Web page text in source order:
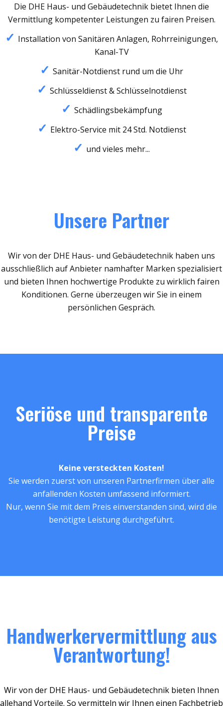
Die DHE Haus- und Gebäudetechnik bietet Ihnen die
Vermittlung kompetenter Leistungen zu fairen Preisen.
Installation von Sanitären Anlagen, Rohrreinigungen,
Kanal-TV
Sanitär-Notdienst rund um die Uhr
Schlüsseldienst & Schlüsselnotdienst
Schädlingsbekämpfung
Elektro-Service mit 24 Std. Notdienst
und vieles mehr...
Unsere Partner
Wir von der DHE Haus- und Gebäudetechnik haben uns
ausschließlich auf Anbieter namhafter Marken spezialisiert
und bieten Ihnen hochwertige Produkte zu wirklich fairen
Konditionen. Gerne überzeugen wir Sie in einem
persönlichen Gespräch.
Seriöse und transparente
Preise
Keine versteckten Kosten!
Sie werden zuerst von unseren Partnerfirmen über alle
anfallenden Kosten umfassend informiert.
Nur, wenn Sie mit dem Preis einverstanden sind, wird die
benötigte Leistung durchgeführt.
Handwerkervermittlung aus
Verantwortung!
Wir von der DHE Haus- und Gebäudetechnik bieten Ihnen
allehand Vorteile. So vermitteln wir Ihnen einen Fachbetrieb